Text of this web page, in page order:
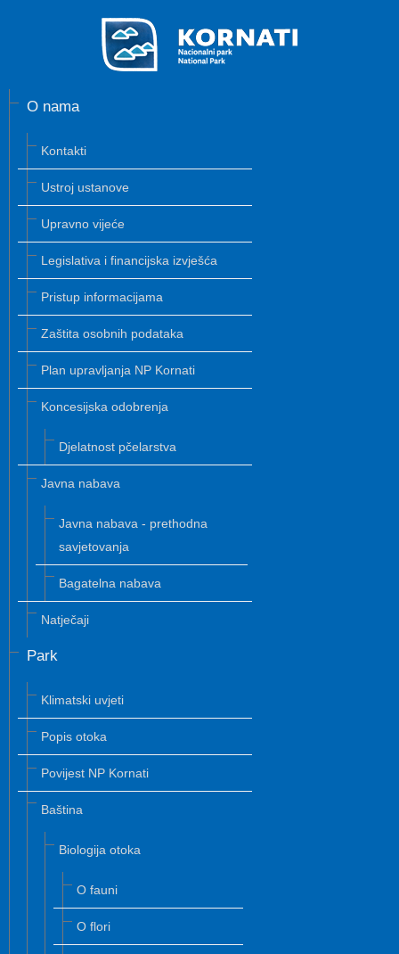
O nama
Kontakti
Ustroj ustanove
Upravno vijeće
Legislativa i financijska izvješća
Pristup informacijama
Zaštita osobnih podataka
Plan upravljanja NP Kornati
Koncesijska odobrenja
Djelatnost pčelarstva
Javna nabava
Javna nabava - prethodna
savjetovanja
Bagatelna nabava
Natječaji
Park
Klimatski uvjeti
Popis otoka
Povijest NP Kornati
Baština
Biologija otoka
O fauni
O flori